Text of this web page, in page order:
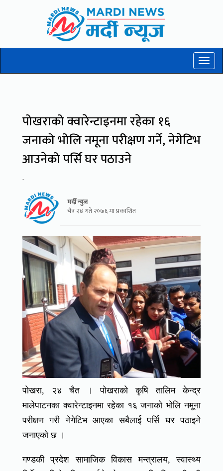
Toggle
पोखराको क्वारेन्टाइनमा रहेका १६
जनाको भोलि नमूना परीक्षण गर्ने, नेगेटिभ
आउनेको पर्सि घर पठाउने
-
मर्दी न्युज
चैत्र २४ गते २०७६ मा प्रकाशित
पोखरा, २४ चैत । पोखराको कृषि तालिम केन्द्र
मालेपाटनका क्वारेन्टाइनमा रहेका १६ जनाको भोलि नमूना
परीक्षण गरी नेगेटिभ आएका सबैलाई पर्सि घर पठाइने
जनाएको छ ।
गण्डकी प्रदेश सामाजिक विकास मन्त्रालय, स्वास्थ्य